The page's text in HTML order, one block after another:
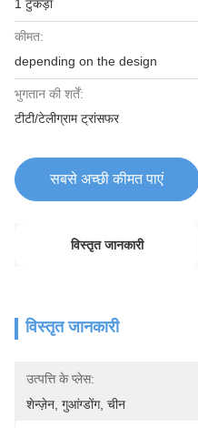
1 टुकड़ा
कीमत:
depending on the design
भुगतान की शर्तें:
टीटी/टेलीग्राम ट्रांसफर
सबसे अच्छी कीमत पाएं
विस्तृत जानकारी
विस्तृत जानकारी
उत्पत्ति के प्लेस:
शेन्ज़ेन, गुआंग्डोंग, चीन